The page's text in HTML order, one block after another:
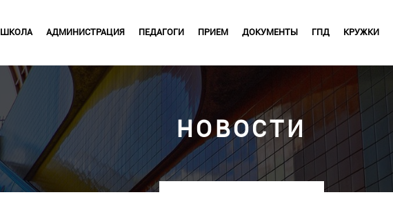
ШКОЛА АДМИНИСТРАЦИЯ ПЕДАГОГИ ПРИЕМ ДОКУМЕНТЫ ГПД КРУЖКИ
НОВОСТИ